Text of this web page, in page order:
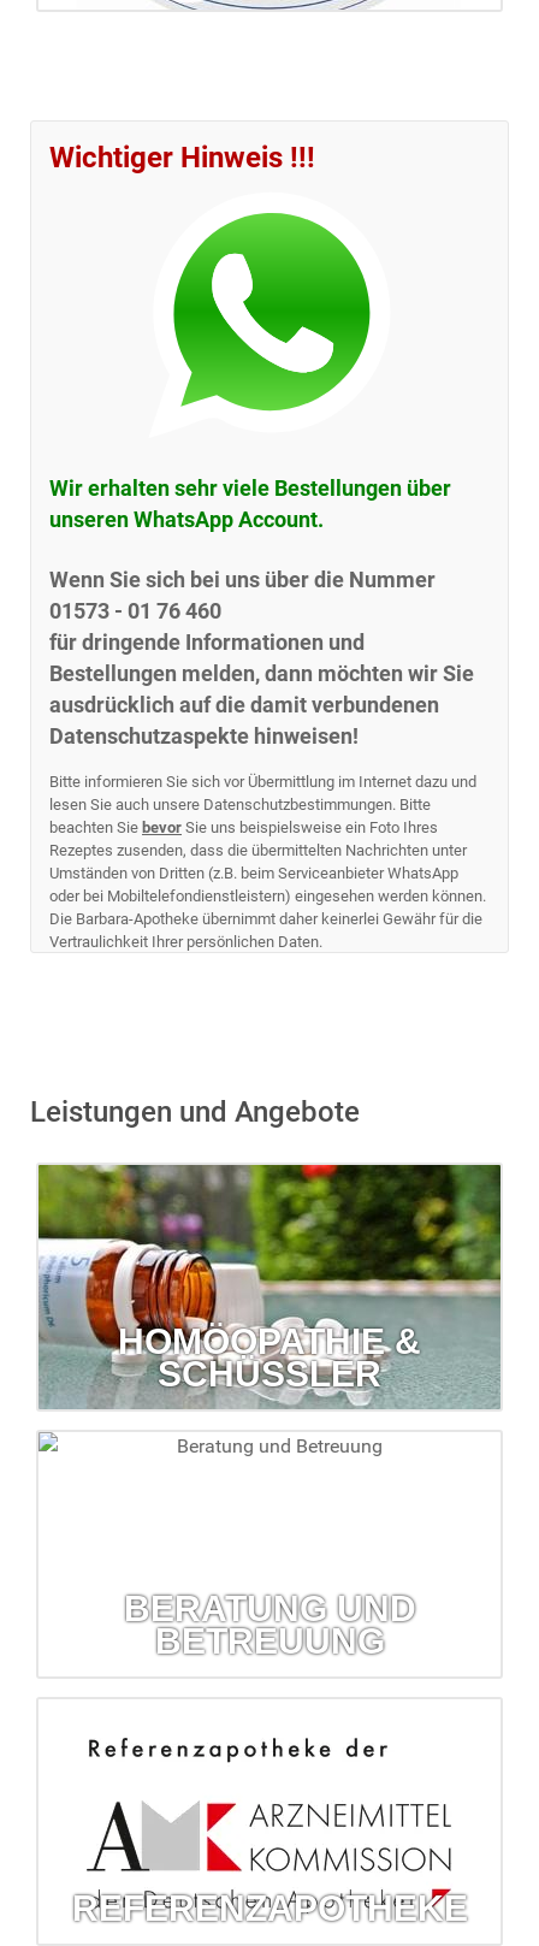
mehr erfahren...
Wichtiger Hinweis !!!
Wir erhalten sehr viele Bestellungen über
unseren WhatsApp Account.
Wenn Sie sich bei uns über die Nummer
01573 - 01 76 460
für dringende Informationen und
Bestellungen melden, dann möchten wir Sie
ausdrücklich auf die damit verbundenen
Datenschutzaspekte hinweisen!
Bitte informieren Sie sich vor Übermittlung im Internet dazu und
lesen Sie auch unsere Datenschutzbestimmungen. Bitte
beachten Sie bevor Sie uns beispielsweise ein Foto Ihres
Rezeptes zusenden, dass die übermittelten Nachrichten unter
Umständen von Dritten (z.B. beim Serviceanbieter WhatsApp
oder bei Mobiltelefondienstleistern) eingesehen werden können.
Die Barbara-Apotheke übernimmt daher keinerlei Gewähr für die
Vertraulichkeit Ihrer persönlichen Daten.
Leistungen und Angebote
HOMÖOPATHIE &
SCHÜSSLER
Homöopathie & Schüßler
BERATUNG UND
BETREUUNG
Beratung und Betreuung
Überprüfung Haus- und Reiseapotheke, Inkontinenz-
mehr erfahren...
REFERENZAPOTHEKE